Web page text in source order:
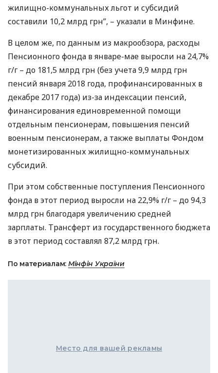
жилищно-коммунальных льгот и субсидий
составили 10,2 млрд грн”, – указали в Минфине.
В целом же, по данным из макрообзора, расходы
Пенсионного фонда в январе-мае выросли на 24,7%
г/г – до 181,5 млрд грн (без учета 9,9 млрд грн
пенсий января 2018 года, профинансированных в
декабре 2017 года) из-за индексации пенсий,
финансирования единовременной помощи
отдельным пенсионерам, повышения пенсий
военным пенсионерам, а также выплаты Фондом
монетизированных жилищно-коммунальных
субсидий.
При этом собственные поступления Пенсионного
фонда в этот период выросли на 22,9% г/г – до 94,3
млрд грн благодаря увеличению средней
зарплаты. Трансферт из государственного бюджета
в этот период составлял 87,2 млрд грн.
По материалам: Мінфін України
Место для вашей рекламы